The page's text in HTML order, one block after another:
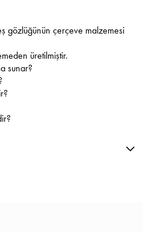
gözlüğünün çerçeve malzemesi
üretilmiştir.
sunar?